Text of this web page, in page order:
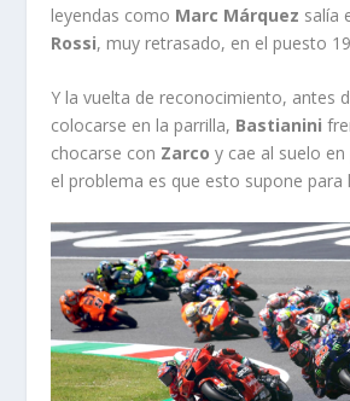
leyendas como Marc Márquez salía
Rossi, muy retrasado, en el puesto 19
Y la vuelta de reconocimiento, antes
colocarse en la parrilla, Bastianini
chocarse con Zarco y cae al suelo
el problema es que esto supone para